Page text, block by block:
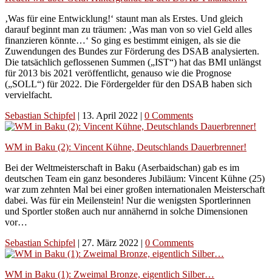
‚Was für eine Entwicklung!‘ staunt man als Erstes. Und gleich
darauf beginnt man zu träumen: ‚Was man von so viel Geld alles
finanzieren könnte…‘ So ging es bestimmt einigen, als sie die
Zuwendungen des Bundes zur Förderung des DSAB analysierten.
Die tatsächlich geflossenen Summen („IST“) hat das BMI unlängst
für 2013 bis 2021 veröffentlicht, genauso wie die Prognose
(„SOLL“) für 2022. Die Fördergelder für den DSAB haben sich
vervielfacht.
Sebastian Schipfel | 13. April 2022 | 0 Comments
WM in Baku (2): Vincent Kühne, Deutschlands Dauerbrenner!
Bei der Weltmeisterschaft in Baku (Aserbaidschan) gab es im
deutschen Team ein ganz besonderes Jubiläum: Vincent Kühne (25)
war zum zehnten Mal bei einer großen internationalen Meisterschaft
dabei. Was für ein Meilenstein! Nur die wenigsten Sportlerinnen
und Sportler stoßen auch nur annähernd in solche Dimensionen
vor…
Sebastian Schipfel | 27. März 2022 | 0 Comments
WM in Baku (1): Zweimal Bronze, eigentlich Silber…